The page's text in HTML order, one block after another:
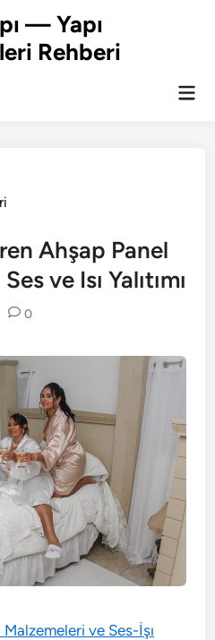
— Yapı
Rehberi
Ahşap Panel
ve Isı Yalıtımı
0
ve Ses-İşı